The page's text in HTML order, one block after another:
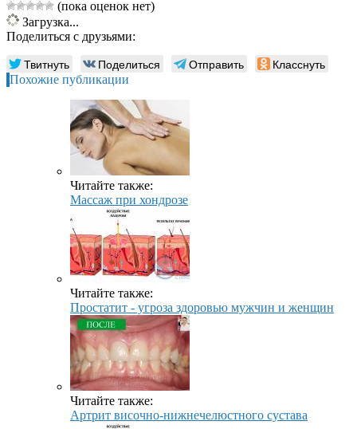
(пока оценок нет)
Загрузка...
Поделиться с друзьями:
Твитнуть Поделиться Отправить Класснуть
Похожие публикации
Читайте также:
Массаж при хондрозе
Читайте также:
Простатит - угроза здоровью мужчин и женщин
Читайте также:
Артрит височно-нижнечелюстного сустава